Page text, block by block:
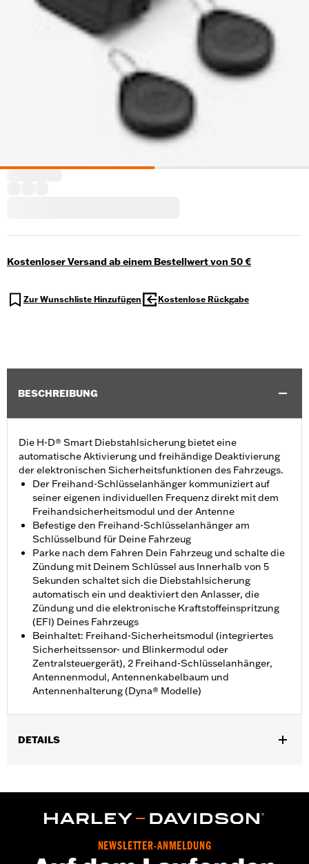
Kostenloser Versand ab einem Bestellwert von 50 €
Zur Wunschliste Hinzufügen Kostenlose Rückgabe
BESCHREIBUNG
Die H-D® Smart Diebstahlsicherung bietet eine
automatische Aktivierung und freihändige Deaktivierung
der elektronischen Sicherheitsfunktionen des Fahrzeugs.
Der Freihand-Schlüsselanhänger kommuniziert auf
seiner eigenen individuellen Frequenz direkt mit dem
Freihandsicherheitsmodul und der Antenne
Befestige den Freihand-Schlüsselanhänger am
Schlüsselbund für Deine Fahrzeug
Parke nach dem Fahren Dein Fahrzeug und schalte die
Zündung mit Deinem Schlüssel aus Innerhalb von 5
Sekunden schaltet sich die Diebstahlsicherung
automatisch ein und deaktiviert den Anlasser, die
Zündung und die elektronische Kraftstoffeinspritzung
(EFI) Deines Fahrzeugs
Beinhaltet: Freihand-Sicherheitsmodul (integriertes
Sicherheitssensor- und Blinkermodul oder
Zentralsteuergerät), 2 Freihand-Schlüsselanhänger,
Antennenmodul, Antennenkabelbaum und
Antennenhalterung (Dyna® Modelle)
DETAILS
In Einheiten erhältlich:Jeweils
Kabelbaum und Antennenhalterung (für Dyna-Modelle)
NEWSLETTER-ANMELDUNG